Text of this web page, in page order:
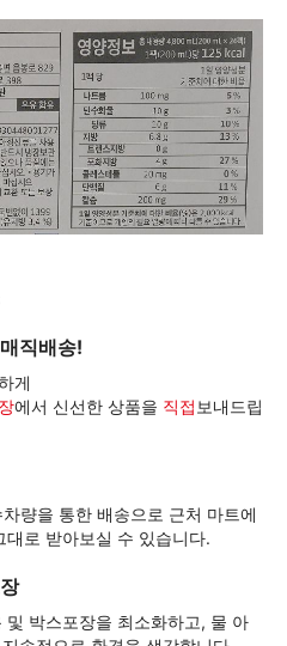
직배송!
게
에서 신선한 상품을 직접 보내드립
량을 통한 배송으로 근처 마트에
로 받아보실 수 있습니다.
및 박스포장을 최소화하고, 물 아